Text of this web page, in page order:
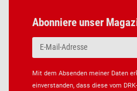
Abonniere unser
Mit dem Absenden meiner Daten
einverstanden, dass diese vom